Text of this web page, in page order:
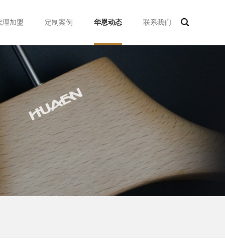
理加盟 定制案例 华恩动态 联系我们